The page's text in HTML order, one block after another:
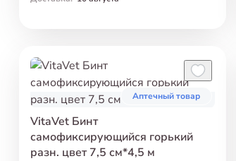
Аптечный товар
VitaVet Бинт
самофиксирующийся горький
разн. цвет 7,5 см*4,5 м